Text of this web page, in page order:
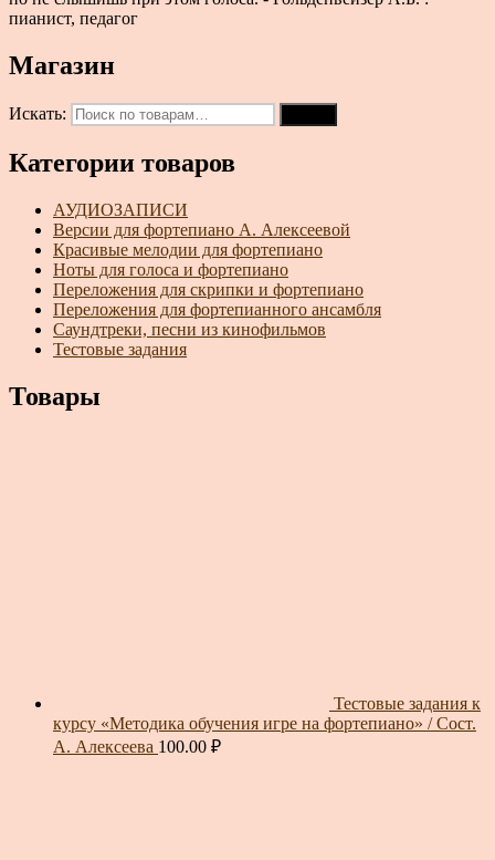
пианист, педагог
Магазин
Искать:
Категории товаров
АУДИОЗАПИСИ
Версии для фортепиано А. Алексеевой
Красивые мелодии для фортепиано
Ноты для голоса и фортепиано
Переложения для скрипки и фортепиано
Переложения для фортепианного ансамбля
Саундтреки, песни из кинофильмов
Тестовые задания
Товары
Тестовые задания к
курсу «Методика обучения игре на фортепиано» / Сост.
А. Алексеева 100.00 ₽